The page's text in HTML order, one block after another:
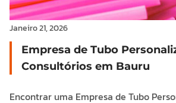
Janeiro 21, 2026
Empresa de Tubo
Consultórios em Bauru
Encontrar uma Empresa de Tubo